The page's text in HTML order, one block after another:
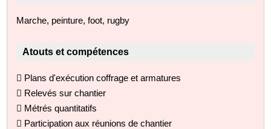
Marche, peinture, foot, rugby
Atouts et compétences
 Plans d'exécution coffrage et armatures
 Relevés sur chantier
 Métrés quantitatifs
 Participation aux réunions de chantier